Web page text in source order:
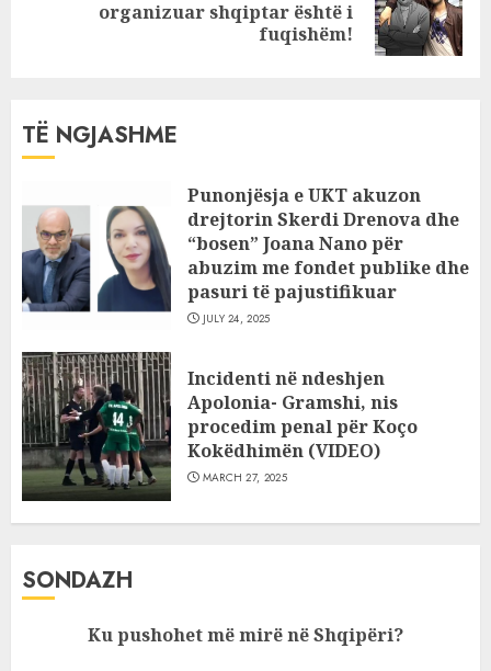
organizuar shqiptar është i
fuqishëm!
TË NGJASHME
Punonjësja e UKT akuzon
drejtorin Skerdi Drenova dhe
“bosen” Joana Nano për
abuzim me fondet publike dhe
pasuri të pajustifikuar
JULY 24, 2025
Incidenti në ndeshjen
Apolonia- Gramshi, nis
procedim penal për Koço
Kokëdhimën (VIDEO)
MARCH 27, 2025
SONDAZH
Ku pushohet më mirë në Shqipëri?